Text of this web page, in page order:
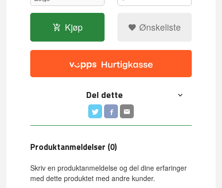
Kjøp Ønskeliste
Del dette
Produktanmeldelser (0)
Skriv en produktanmeldelse og del dine erfaringer
med dette produktet med andre kunder.